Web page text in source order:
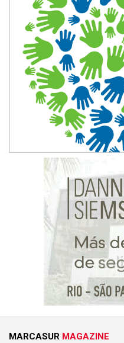
MARCASUR MAGAZINE